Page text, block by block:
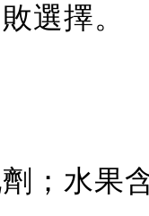
選擇。
；水果